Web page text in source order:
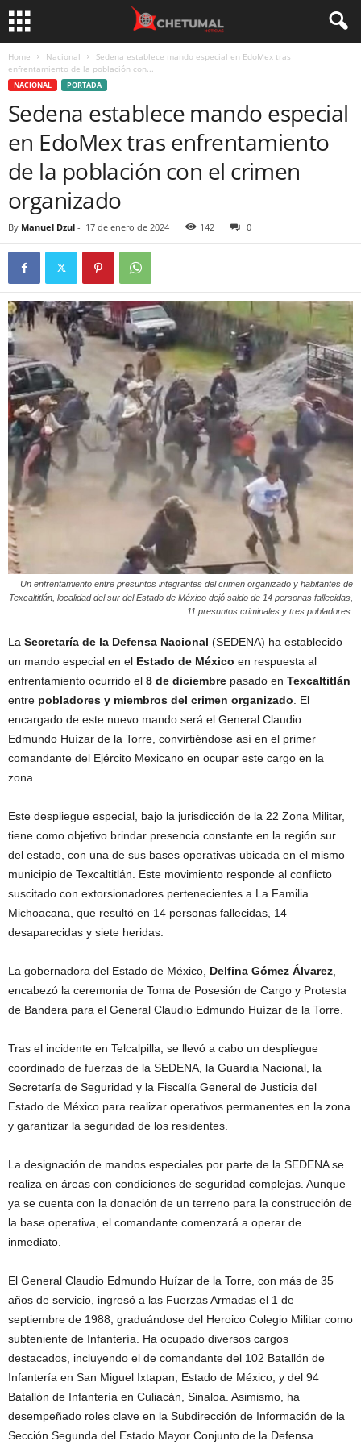
Home Nacional
Sedena establece mando especial en EdoMex tras
enfrentamiento de la población con...
NACIONAL PORTADA
Sedena establece mando especial
en EdoMex tras enfrentamiento
de la población con el crimen
organizado
By Manuel Dzul - 17 de enero de 2024 142 0
Un enfrentamiento entre presuntos integrantes del crimen organizado y habitantes de
Texcaltitlán, localidad del sur del Estado de México dejó saldo de 14 personas fallecidas,
11 presuntos criminales y tres pobladores.
La Secretaría de la Defensa Nacional (SEDENA) ha establecido
un mando especial en el Estado de México en respuesta al
enfrentamiento ocurrido el 8 de diciembre pasado en Texcaltitlán
entre pobladores y miembros del crimen organizado . El
encargado de este nuevo mando será el General Claudio
Edmundo Huízar de la Torre, convirtiéndose así en el primer
comandante del Ejército Mexicano en ocupar este cargo en la
zona.
Este despliegue especial, bajo la jurisdicción de la 22 Zona Militar,
tiene como objetivo brindar presencia constante en la región sur
del estado, con una de sus bases operativas ubicada en el mismo
municipio de Texcaltitlán. Este movimiento responde al conflicto
suscitado con extorsionadores pertenecientes a La Familia
Michoacana, que resultó en 14 personas fallecidas, 14
desaparecidas y siete heridas.
La gobernadora del Estado de México, Delfina Gómez Álvarez
encabezó la ceremonia de Toma de Posesión de Cargo y Protesta
de Bandera para el General Claudio Edmundo Huízar de la Torre.
Tras el incidente en Telcalpilla, se llevó a cabo un despliegue
coordinado de fuerzas de la SEDENA, la Guardia Nacional, la
Secretaría de Seguridad y la Fiscalía General de Justicia del
Estado de México para realizar operativos permanentes en la zona
y garantizar la seguridad de los residentes.
La designación de mandos especiales por parte de la SEDENA se
realiza en áreas con condiciones de seguridad complejas. Aunque
ya se cuenta con la donación de un terreno para la construcción de
la base operativa, el comandante comenzará a operar de
inmediato.
El General Claudio Edmundo Huízar de la Torre, con más de 35
años de servicio, ingresó a las Fuerzas Armadas el 1 de
septiembre de 1988, graduándose del Heroico Colegio Militar como
subteniente de Infantería. Ha ocupado diversos cargos
destacados, incluyendo el de comandante del 102 Batallón de
Infantería en San Miguel Ixtapan, Estado de México, y del 94
Batallón de Infantería en Culiacán, Sinaloa. Asimismo, ha
desempeñado roles clave en la Subdirección de Información de la
Sección Segunda del Estado Mayor Conjunto de la Defensa